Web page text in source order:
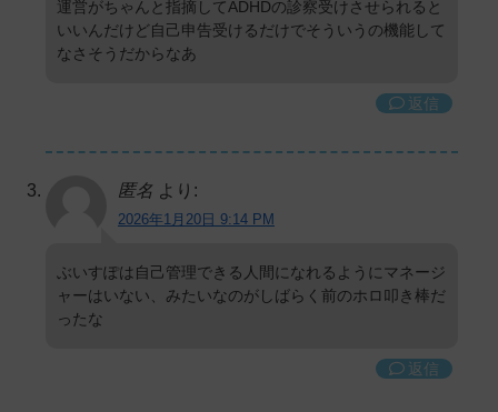
運営がちゃんと指摘してADHDの診察受けさせられると
いいんだけど自己申告受けるだけでそういうの機能して
なさそうだからなあ
返信
匿名 より:
2026年1月20日 9:14 PM
ぶいすぽは自己管理できる人間になれるようにマネージ
ャーはいない、みたいなのがしばらく前のホロ叩き棒だ
ったな
返信